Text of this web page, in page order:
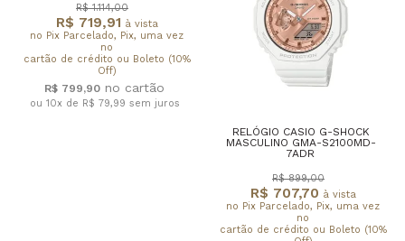
R$ 719,91 à vista
no Pix Parcelado, Pix, uma vez
no
cartão de crédito ou Boleto (10%
Off)
R$ 1.114,00
R$ 799,90
ou 10x de R$ 79,99 sem juros
RELÓGIO CASIO G-SHOCK
MASCULINO GMA-S2100MD-
7ADR
R$ 707,70 à vista
no Pix Parcelado, Pix, uma vez
no
cartão de crédito ou Boleto (10%
R$ 899,00